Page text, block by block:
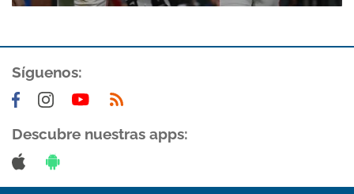
Síguenos:
Descubre nuestras apps: